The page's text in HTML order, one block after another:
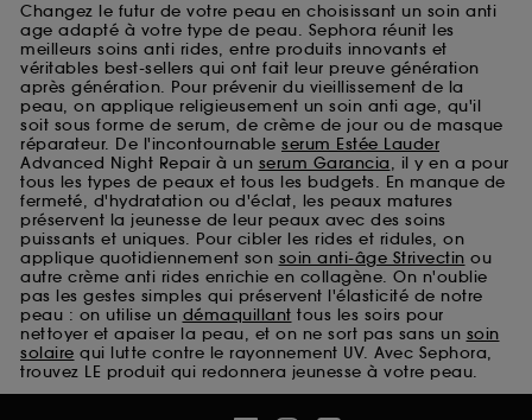
Changez le futur de votre peau en choisissant un soin anti
age adapté à votre type de peau. Sephora réunit les
meilleurs soins anti rides, entre produits innovants et
véritables best-sellers qui ont fait leur preuve génération
après génération. Pour prévenir du vieillissement de la
peau, on applique religieusement un soin anti age, qu'il
soit sous forme de serum, de crème de jour ou de masque
réparateur. De l'incontournable serum Estée Lauder
Advanced Night Repair à un serum Garancia, il y en a pour
tous les types de peaux et tous les budgets. En manque de
fermeté, d'hydratation ou d'éclat, les peaux matures
préservent la jeunesse de leur peaux avec des soins
puissants et uniques. Pour cibler les rides et ridules, on
applique quotidiennement son soin anti-âge Strivectin ou
autre crème anti rides enrichie en collagène. On n'oublie
pas les gestes simples qui préservent l'élasticité de notre
peau : on utilise un démaquillant tous les soirs pour
nettoyer et apaiser la peau, et on ne sort pas sans un soin
solaire qui lutte contre le rayonnement UV. Avec Sephora,
trouvez LE produit qui redonnera jeunesse à votre peau.